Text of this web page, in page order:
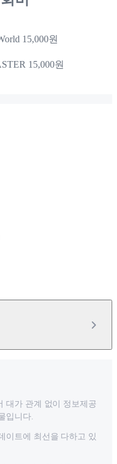
15,000원
15,000원
대가 관계 없이 정보제공
입니다.
이트에 최선을 다하고 있